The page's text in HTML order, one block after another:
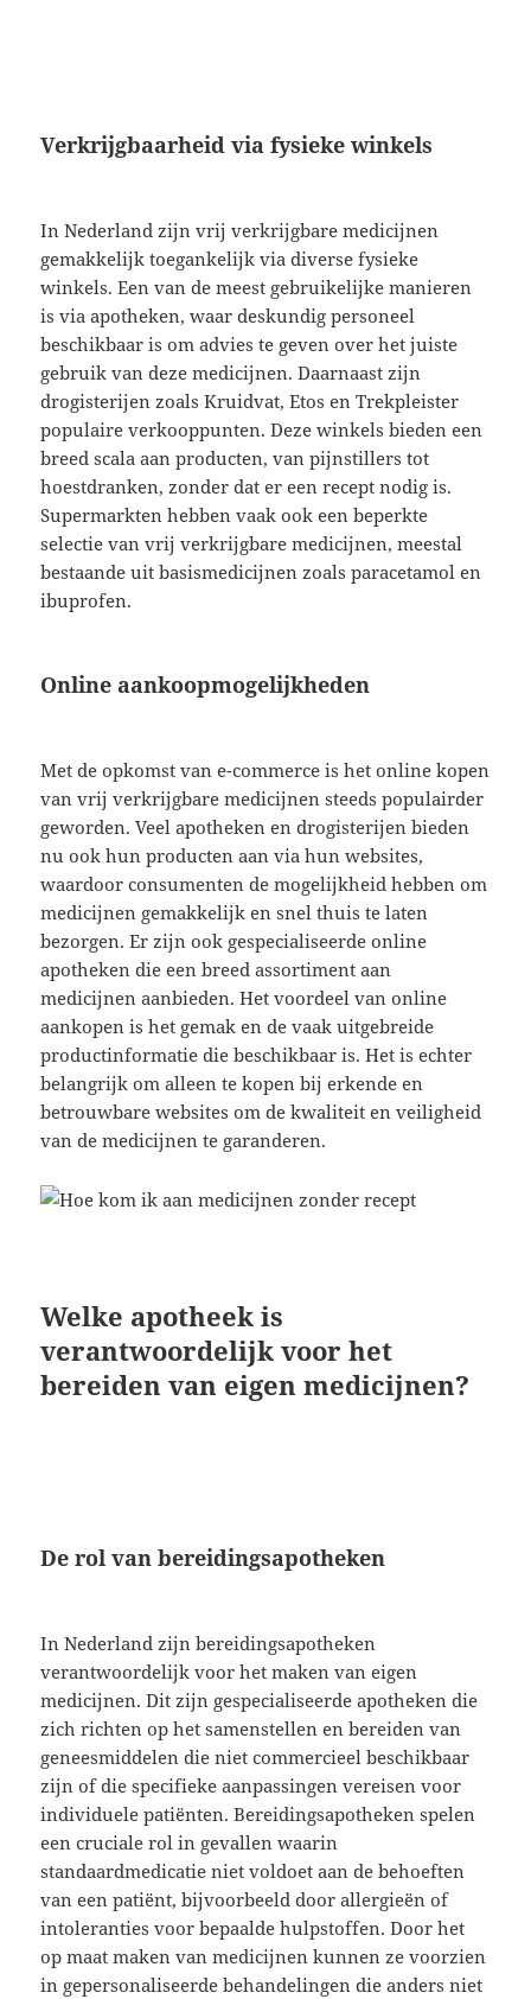
Verkrijgbaarheid via fysieke winkels
In Nederland zijn vrij verkrijgbare medicijnen
gemakkelijk toegankelijk via diverse fysieke
winkels. Een van de meest gebruikelijke manieren
is via apotheken, waar deskundig personeel
beschikbaar is om advies te geven over het juiste
gebruik van deze medicijnen. Daarnaast zijn
drogisterijen zoals Kruidvat, Etos en Trekpleister
populaire verkooppunten. Deze winkels bieden een
breed scala aan producten, van pijnstillers tot
hoestdranken, zonder dat er een recept nodig is.
Supermarkten hebben vaak ook een beperkte
selectie van vrij verkrijgbare medicijnen, meestal
bestaande uit basismedicijnen zoals paracetamol en
ibuprofen.
Online aankoopmogelijkheden
Met de opkomst van e-commerce is het online kopen
van vrij verkrijgbare medicijnen steeds populairder
geworden. Veel apotheken en drogisterijen bieden
nu ook hun producten aan via hun websites,
waardoor consumenten de mogelijkheid hebben om
medicijnen gemakkelijk en snel thuis te laten
bezorgen. Er zijn ook gespecialiseerde online
apotheken die een breed assortiment aan
medicijnen aanbieden. Het voordeel van online
aankopen is het gemak en de vaak uitgebreide
productinformatie die beschikbaar is. Het is echter
belangrijk om alleen te kopen bij erkende en
betrouwbare websites om de kwaliteit en veiligheid
van de medicijnen te garanderen.
Welke apotheek is
verantwoordelijk voor het
bereiden van eigen medicijnen?
De rol van bereidingsapotheken
In Nederland zijn bereidingsapotheken
verantwoordelijk voor het maken van eigen
medicijnen. Dit zijn gespecialiseerde apotheken die
zich richten op het samenstellen en bereiden van
geneesmiddelen die niet commercieel beschikbaar
zijn of die specifieke aanpassingen vereisen voor
individuele patiënten. Bereidingsapotheken spelen
een cruciale rol in gevallen waarin
standaardmedicatie niet voldoet aan de behoeften
van een patiënt, bijvoorbeeld door allergieën of
intoleranties voor bepaalde hulpstoffen. Door het
op maat maken van medicijnen kunnen ze voorzien
in gepersonaliseerde behandelingen die anders niet